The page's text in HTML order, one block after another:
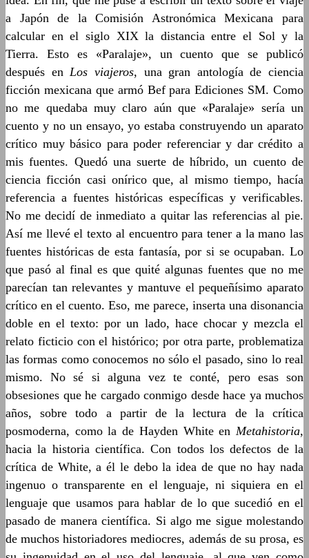
a Japón de la Comisión Astronómica Mexicana para
calcular en el siglo XIX la distancia entre el Sol y la
Tierra. Esto es «Paralaje», un cuento que se publicó
después enLos viajeros, una gran antología de ciencia
ficción mexicana que armó Bef para Ediciones SM. Como
no me quedaba muy claro aún que «Paralaje» sería un
cuento y no un ensayo, yo estaba construyendo un aparato
crítico muy básico para poder referenciar y dar crédito a
mis fuentes. Quedó una suerte de híbrido, un cuento de
ciencia ficción casi onírico que, al mismo tiempo, hacía
referencia a fuentes históricas específicas y verificables.
No me decidí de inmediato a quitar las referencias al pie.
Así me llevé el texto al encuentro para tener a la mano las
fuentes históricas de esta fantasía, por si se ocupaban. Lo
que pasó al final es que quité algunas fuentes que no me
parecían tan relevantes y mantuve el pequeñísimo aparato
crítico en el cuento. Eso, me parece, inserta una disonancia
doble en el texto: por un lado, hace chocar y mezcla el
relato ficticio con el histórico; por otra parte, problematiza
las formas como conocemos no sólo el pasado, sino lo real
mismo. No sé si alguna vez te conté, pero esas son
obsesiones que he cargado conmigo desde hace ya muchos
años, sobre todo a partir de la lectura de la crítica
posmoderna, como la de Hayden White en Metahistoria,
hacia la historia científica. Con todos los defectos de la
crítica de White, a él le debo la idea de que no hay nada
ingenuo o transparente en el lenguaje, ni siquiera en el
lenguaje que usamos para hablar de lo que sucedió en el
pasado de manera científica. Si algo me sigue molestando
de muchos historiadores mediocres, además de su prosa, es